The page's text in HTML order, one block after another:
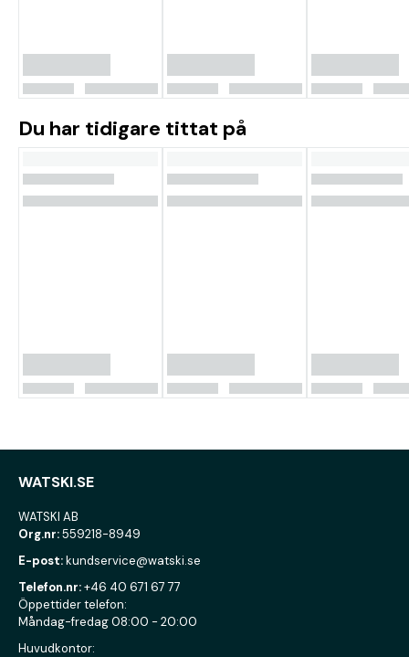
Du har tidigare tittat på
WATSKI.SE
WATSKI AB
Org.nr:559218-8949
E-post:kundservice@watski.se
Telefon.nr:+46 40 671 67 77
Öppettider telefon:
Måndag-fredag 08:00 - 20:00
Huvudkontor: